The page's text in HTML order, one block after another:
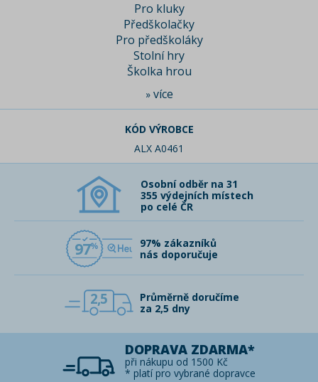
Pro kluky
Předškolačky
Pro předškoláky
Stolní hry
Školka hrou
» více
KÓD VÝROBCE
ALX A0461
Osobní odběr na 31
355 výdejních místech
po celé ČR
97
97% zákazníků
nás doporučuje
2,5
Průměrně doručíme
za 2,5 dny
DOPRAVA ZDARMA*
při nákupu od 1500 Kč
* platí pro vybrané dopravce